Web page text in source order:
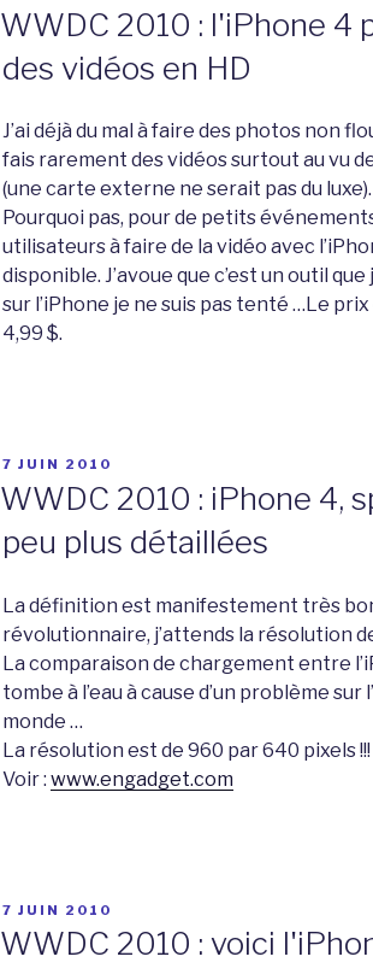
WWDC 2010 : l'iPhone 4
des vidéos en HD
J’ai déjà du mal à faire des photos non
fais rarement des vidéos surtout au vu
(une carte externe ne serait pas du luxe).
Pourquoi pas, pour de petits
utilisateurs à faire de la vidéo avec
disponible. J’avoue que c’est un outil
sur l’iPhone je ne suis pas tenté …Le
4,99 $.
PUBLIÉ
7 JUIN 2010
WWDC 2010 : iPhone 4,
peu plus détaillées
La définition est manifestement très
révolutionnaire, j’attends la résolution
La comparaison de chargement entre
tombe à l’eau à cause d’un problème
monde …
La résolution est de 960 par 640 pixels !!!
Voir : www.engadget.com
PUBLIÉ
7 JUIN 2010
WWDC 2010 : voici